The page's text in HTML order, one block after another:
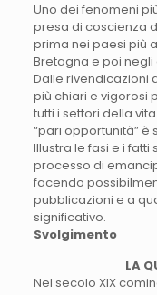
Uno dei fenomeni
presa di coscienza
prima nei paesi più
Bretagna e poi
Dalle rivendicazioni
più chiari e vigorosi
tutti i settori della
“pari opportunità” è
Illustra le fasi e i
processo di
facendo
pubblicazioni e a
significativo.
Svolgimento
LA
Nel secolo XIX